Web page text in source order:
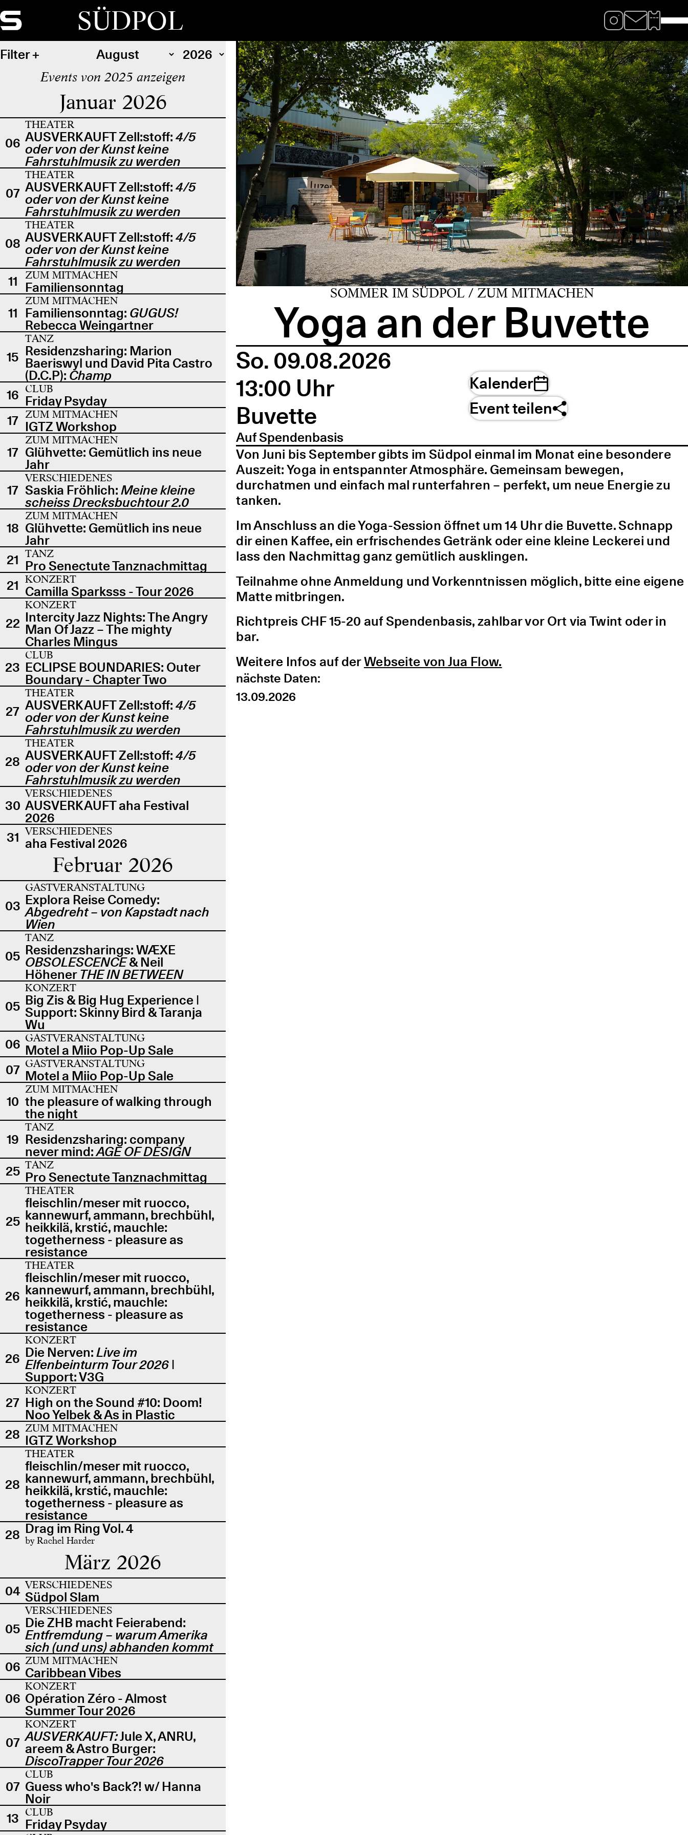
SÜDPOL
Filter
Events von 2025 anzeigen
Januar 2026
06
THEATER
AUSVERKAUFT Zell:stoff: 4/5
oder von der Kunst keine
Fahrstuhlmusik zu werden
07
THEATER
AUSVERKAUFT Zell:stoff: 4/5
oder von der Kunst keine
Fahrstuhlmusik zu werden
08
THEATER
AUSVERKAUFT Zell:stoff: 4/5
oder von der Kunst keine
Fahrstuhlmusik zu werden
11
ZUM MITMACHEN
Familiensonntag
11
ZUM MITMACHEN
Familiensonntag: GUGUS!
Rebecca Weingartner
15
TANZ
Residenzsharing: Marion
Baeriswyl und David Pita Castro
(D.C.P): Champ
16 CLUB
Friday Psyday
17 ZUM MITMACHEN
IGTZ Workshop
17
ZUM MITMACHEN
Glühvette: Gemütlich ins neue
Jahr
17
VERSCHIEDENES
Saskia Fröhlich: Meine kleine
scheiss Drecksbuchtour 2.0
18
ZUM MITMACHEN
Glühvette: Gemütlich ins neue
Jahr
21 TANZ
Pro Senectute Tanznachmittag
21 KONZERT
Camilla Sparksss - Tour 2026
22
KONZERT
Intercity Jazz Nights: The Angry
Man Of Jazz – The mighty
Charles Mingus
23
CLUB
ECLIPSE BOUNDARIES: Outer
Boundary - Chapter Two
27
THEATER
AUSVERKAUFT Zell:stoff: 4/5
oder von der Kunst keine
Fahrstuhlmusik zu werden
28
THEATER
AUSVERKAUFT Zell:stoff: 4/5
oder von der Kunst keine
Fahrstuhlmusik zu werden
30
VERSCHIEDENES
AUSVERKAUFT aha Festival
2026
31 VERSCHIEDENES
aha Festival 2026
Februar 2026
03
GASTVERANSTALTUNG
Explora Reise Comedy:
Abgedreht – von Kapstadt nach
Wien
05
TANZ
Residenzsharings: WÆXE
OBSOLESCENCE& Neil
Höhener THE IN BETWEEN
05
KONZERT
Big Zis & Big Hug Experience |
Support: Skinny Bird & Taranja
Wu
06 GASTVERANSTALTUNG
Motel a Miio Pop-Up Sale
07 GASTVERANSTALTUNG
Motel a Miio Pop-Up Sale
10
ZUM MITMACHEN
the pleasure of walking through
the night
19
TANZ
Residenzsharing: company
never mind:AGE OF DESIGN
25 TANZ
Pro Senectute Tanznachmittag
25
THEATER
fleischlin/meser mit ruocco,
kannewurf, ammann, brechbühl,
heikkilä, krstić, mauchle:
togetherness - pleasure as
resistance
26
THEATER
fleischlin/meser mit ruocco,
kannewurf, ammann, brechbühl,
heikkilä, krstić, mauchle:
togetherness - pleasure as
resistance
26
KONZERT
Die Nerven:Live im
Elfenbeinturm Tour 2026 |
Support: V3G
27
KONZERT
High on the Sound #10: Doom!
Noo Yelbek & As in Plastic
28 ZUM MITMACHEN
IGTZ Workshop
28
THEATER
fleischlin/meser mit ruocco,
kannewurf, ammann, brechbühl,
heikkilä, krstić, mauchle:
togetherness - pleasure as
resistance
28 Drag im Ring Vol. 4
by Rachel Harder
März 2026
04 VERSCHIEDENES
Südpol Slam
05
VERSCHIEDENES
Die ZHB macht Feierabend:
Entfremdung – warum Amerika
sich (und uns) abhanden kommt
06 ZUM MITMACHEN
Caribbean Vibes
06
KONZERT
Opération Zéro - Almost
Summer Tour 2026
07
KONZERT
AUSVERKAUFT:Jule X, ANRU,
areem & Astro Burger:
DiscoTrapper Tour 2026
07
CLUB
Guess who's Back?! w/ Hanna
Noir
13 CLUB
Friday Psyday
SOMMER IM SÜDPOL / ZUM MITMACHEN
Yoga an der Buvette
So. 09.08.2026
13:00 Uhr
Buvette
Auf Spendenbasis
Kalender
Event teilen
Von Juni bis September gibts im Südpol einmal im Monat eine besondere
Auszeit: Yoga in entspannter Atmosphäre. Gemeinsam bewegen,
durchatmen und einfach mal runterfahren – perfekt, um neue Energie zu
tanken.
Im Anschluss an die Yoga-Session öffnet um 14 Uhr die Buvette. Schnapp
dir einen Kaffee, ein erfrischendes Getränk oder eine kleine Leckerei und
lass den Nachmittag ganz gemütlich ausklingen.
Teilnahme ohne Anmeldung und Vorkenntnissen möglich, bitte eine eigene
Matte mitbringen.
Richtpreis CHF 15-20 auf Spendenbasis, zahlbar vor Ort via Twint oder in
bar.
Weitere Infos auf derWebseite von Jua Flow.
nächste Daten:
13.09.2026